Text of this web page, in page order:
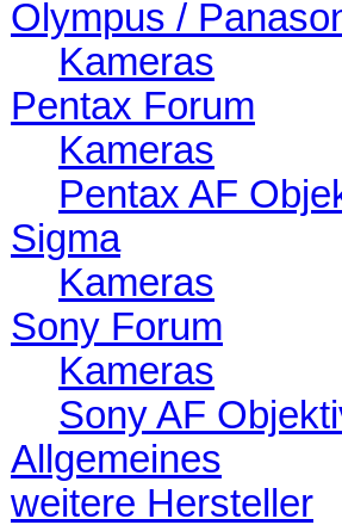
Olympus /
Kameras
Pentax Forum
Kameras
Pentax AF
Sigma
Kameras
Sony Forum
Kameras
Sony AF
Allgemeines
weitere Hersteller